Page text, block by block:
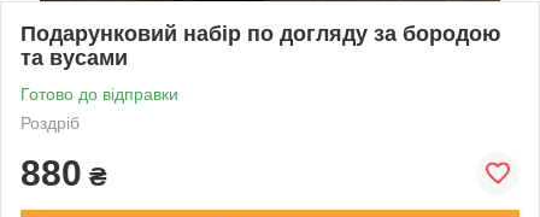
Подарунковий набір по догляду за бородою
та вусами
Готово до відправки
Роздріб
880 ₴